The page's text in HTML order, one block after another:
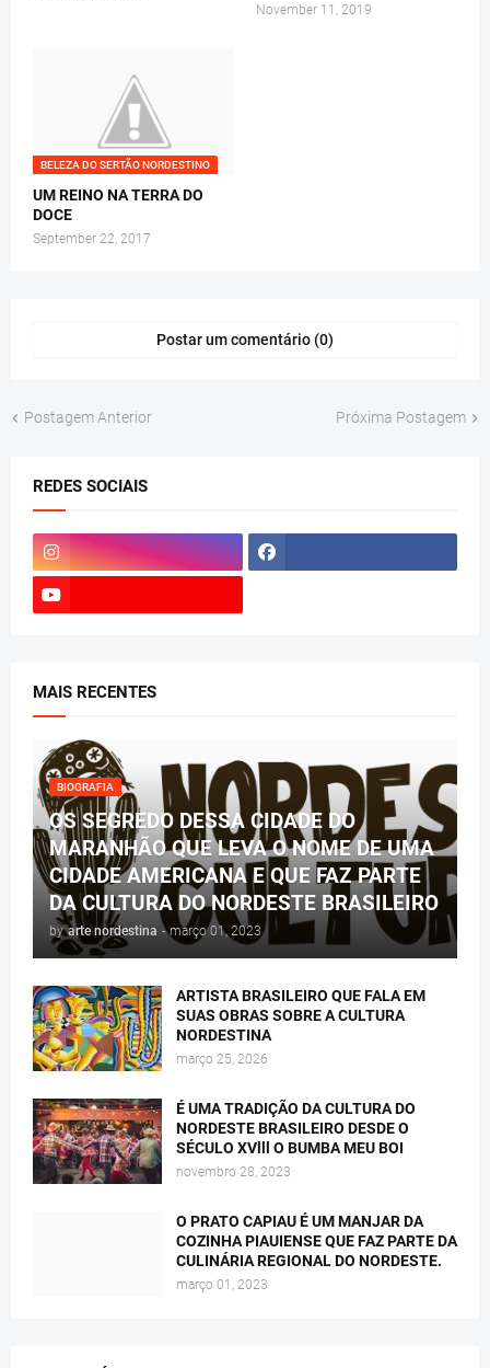
November 11, 2019
BELEZA DO SERTÃO NORDESTINO
UM REINO NA TERRA DO
DOCE
September 22, 2017
Postar um comentário (0)
Postagem Anterior Próxima Postagem
REDES SOCIAIS
MAIS RECENTES
BIOGRAFIA
OS SEGREDO DESSA CIDADE DO
MARANHÃO QUE LEVA O NOME DE UMA
CIDADE AMERICANA E QUE FAZ PARTE
DA CULTURA DO NORDESTE BRASILEIRO
by arte nordestina - março 01, 2023
ARTISTA BRASILEIRO QUE FALA EM
SUAS OBRAS SOBRE A CULTURA
NORDESTINA
março 25, 2026
É UMA TRADIÇÃO DA CULTURA DO
NORDESTE BRASILEIRO DESDE O
SÉCULO XVlll O BUMBA MEU BOI
novembro 28, 2023
O PRATO CAPIAU É UM MANJAR DA
COZINHA PIAUIENSE QUE FAZ PARTE DA
CULINÁRIA REGIONAL DO NORDESTE.
março 01, 2023